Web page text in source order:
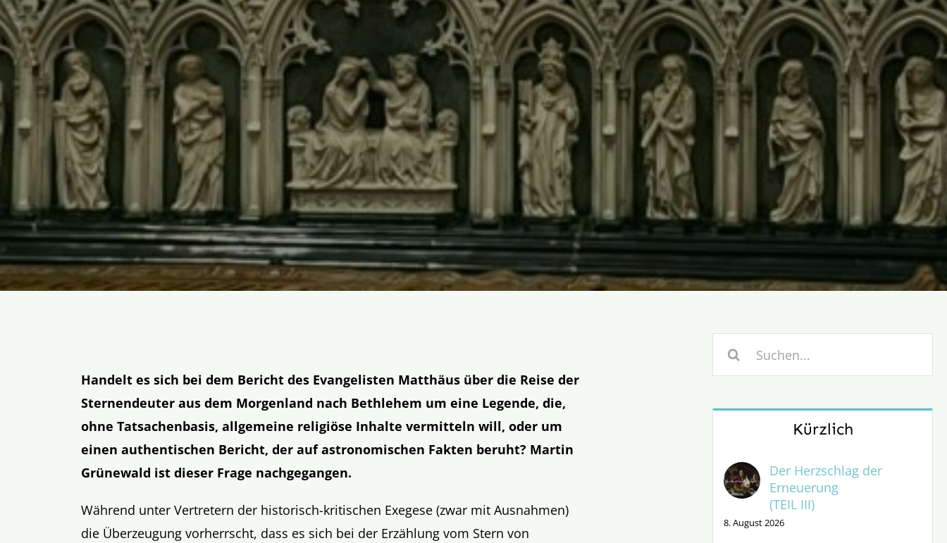
Handelt es sich bei dem Bericht des Evangelisten Matthäus über die Reise der
Sternendeuter aus dem Morgenland nach Bethlehem um eine Legende, die,
ohne Tatsachenbasis, allgemeine religiöse Inhalte vermitteln will, oder um
einen authentischen Bericht, der auf astronomischen Fakten beruht? Martin
Grünewald ist dieser Frage nachgegangen.
Während unter Vertretern der historisch-kritischen Exegese (zwar mit Ausnahmen)
die Überzeugung vorherrscht, dass es sich bei der Erzählung vom Stern von
nach:
Kürzlich
Der Herzschlag der
Erneuerung
(TEIL III)
8. August 2026